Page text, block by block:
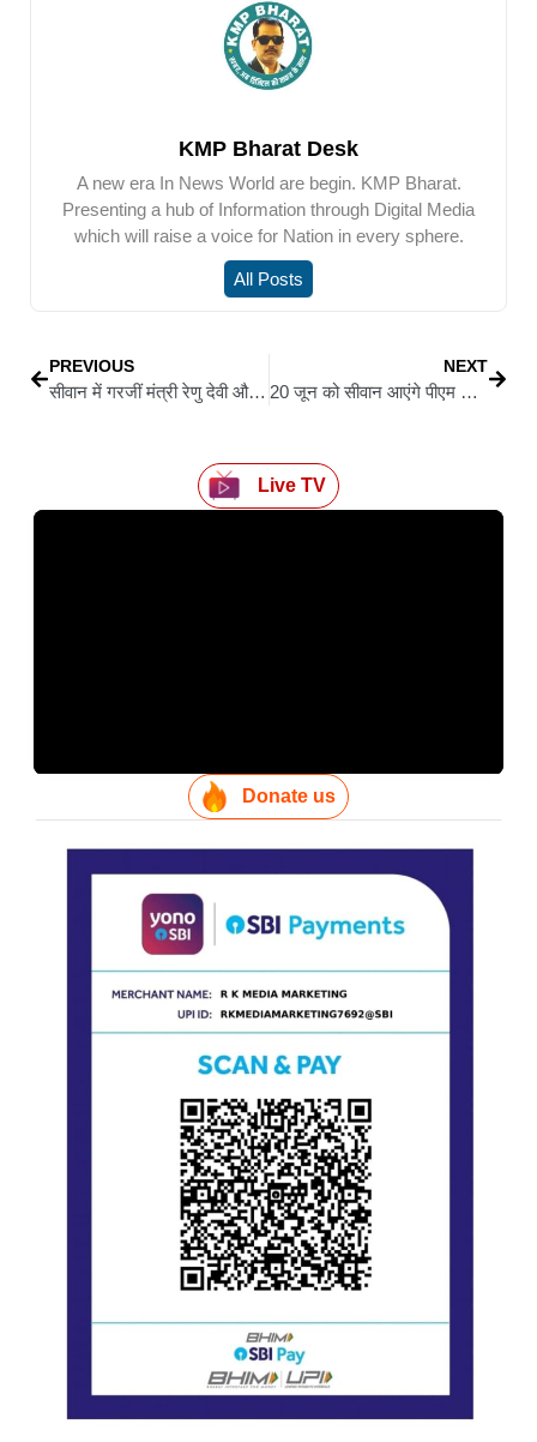
KMP Bharat Desk
A new era In News World are begin. KMP Bharat.
Presenting a hub of Information through Digital Media
which will raise a voice for Nation in every sphere.
All Posts
PREVIOUS
सीवान में गरजीं मंत्री रेणु देवी और जनक राम: कहा— सिंदूर की कीमत बताने वाले नेता हैं मोदी
NEXT
20 जून को सीवान आएंगे पीएम मोदी: जसौली खर्ग सज कर तैयार, होगा ऐतिहासिक कार्यक्रम
Live TV
Donate us